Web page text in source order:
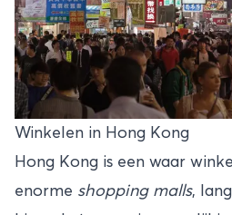
Winkelen in Hong Kong
Hong Kong is een waar
enorme shopping malls,